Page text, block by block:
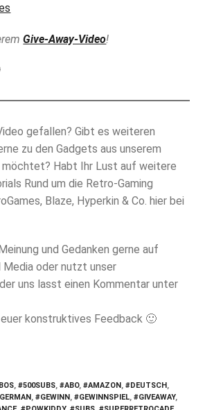
Give-Away-Video!
gefallen? Gibt es weiteren
zu den Gadgets aus unserem
möchtet? Habt Ihr Lust auf weitere
Rund um die Retro-Gaming
Blaze, Hyperkin & Co. hier bei
und Gedanken gerne auf
Media oder nutzt unser
uns lasst einen Kommentar unter
konstruktives Feedback 🙂
, #500SUBS, #ABO, #AMAZON, #DEUTSCH,
, #GEWINN, #GEWINNSPIEL, #GIVEAWAY,